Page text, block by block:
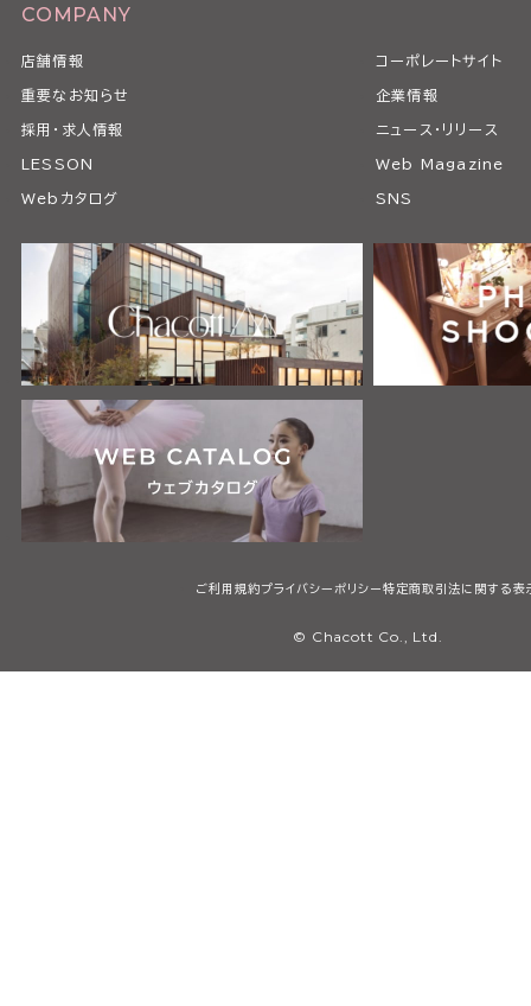
COMPANY
店舗情報 コーポレートサイト
重要なお知らせ 企業情報
採用・求人情報 ニュース・リリース
LESSON Web Magazine
Webカタログ SNS
ご利用規約プライバシーポリシー特定商取引法に関する表
© Chacott Co., Ltd.